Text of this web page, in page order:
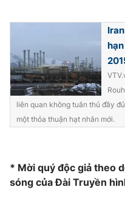
Hitech Công nghệ
Thị trường
Tư vấn
Giao lưu trực tuyến
Lịch phát sóng
Chuyên mục khác
Photo
liên quan không tuân thủ đầy
một thỏa thuận hạt nhân mới.
* Mời quý độc giả theo
sóng của Đài Truyền